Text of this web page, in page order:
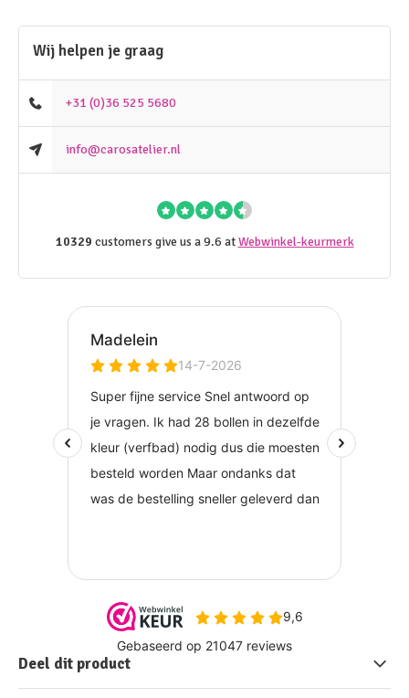
Wij helpen je graag
+31 (0)36 525 5680
info@carosatelier.nl
10329 customers give us a 9.6 atWebwinkel-keurmerk
Deel dit product